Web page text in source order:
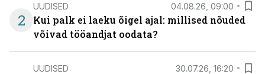
2
UUDISED 04.08.26, 09:00
Kui palk ei laeku õigel ajal: millised nõuded
võivad tööandjat oodata?
UUDISED 30.07.26, 16:20